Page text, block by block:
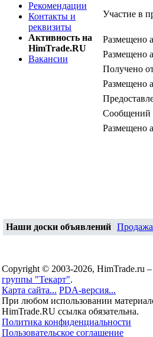
Рекомендации
Контакты и
реквизиты
Активность на
HimTrade.RU
Вакансии
Участие в
Размещено
Размещено
Получено
Размещено
Сообщений
Размещено
Наши доски объявлений
Copyright © 2003-2026, HimTrade.ru –
группы "Текарт".
Карта сайта... PDA-версия...
При любом использовании
HimTrade.RU ссылка обязательна.
Политика конфиденциальности
Пользовательское соглашение